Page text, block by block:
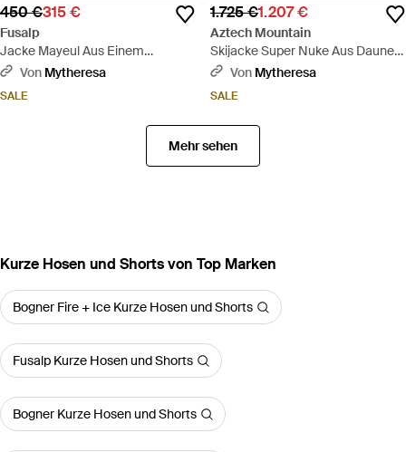
450 €315 €
Fusalp
Jacke Mayeul Aus Einem
Wollgemisch - Natur
Von Mytheresa
SALE
1.725 €1.207 €
Aztech Mountain
Skijacke Super Nuke Aus Daunen
- Grau
Von Mytheresa
SALE
Mehr sehen
Kurze Hosen und Shorts von Top Marken
Bogner Fire + Ice Kurze Hosen und Shorts
Fusalp Kurze Hosen und Shorts
Bogner Kurze Hosen und Shorts